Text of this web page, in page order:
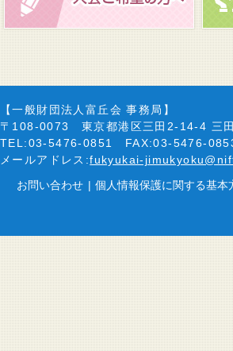
【一般財団法人富丘会 事務局】
〒108-0073 東京都港区三田2-14-4 三
TEL:03-5476-0851 FAX:03-5476-
メールアドレス:fukyukai-
お問い合わせ | 個人情報保護に関する基本